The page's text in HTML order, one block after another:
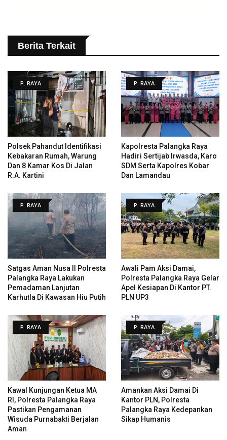
Berita Terkait
P. RAYA
Polsek Pahandut Identifikasi
Kebakaran Rumah, Warung
Dan 8 Kamar Kos Di Jalan
R.A. Kartini
P. RAYA
Kapolresta Palangka Raya
Hadiri Sertijab Irwasda, Karo
SDM Serta Kapolres Kobar
Dan Lamandau
P. RAYA
Satgas Aman Nusa II Polresta
Palangka Raya Lakukan
Pemadaman Lanjutan
Karhutla Di Kawasan Hiu Putih
P. RAYA
Awali Pam Aksi Damai,
Polresta Palangka Raya Gelar
Apel Kesiapan Di Kantor PT.
PLN UP3
P. RAYA
Kawal Kunjungan Ketua MA
RI, Polresta Palangka Raya
Pastikan Pengamanan
Wisuda Purnabakti Berjalan
Aman
P. RAYA
Amankan Aksi Damai Di
Kantor PLN, Polresta
Palangka Raya Kedepankan
Sikap Humanis